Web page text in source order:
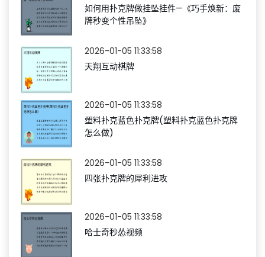
如何用扑克牌做挂坠挂件—《巧手焕新：废
牌秒变个性吊坠》
2026-01-05 11:33:58
天翔互动棋牌
2026-01-05 11:33:58
塑料扑克蓝色扑克牌(塑料扑克蓝色扑克牌
怎么做)
2026-01-05 11:33:58
四张扑克牌的犀利进攻
2026-01-05 11:33:58
哈士奇秒怂视频